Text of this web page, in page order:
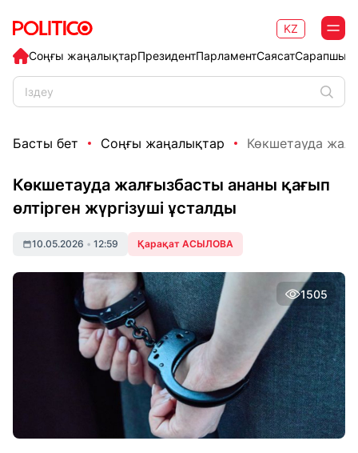
Соңғы жаңалықтарПрезидентПарламентСаясат
KZ
Басты бет Соңғы жаңалықтар Көкшетауда
Көкшетауда жалғызбасты ананы қағып
өлтірген жүргізуші ұсталды
10.05.2026 • 12:59 Қарақат АСЫЛОВА
1505